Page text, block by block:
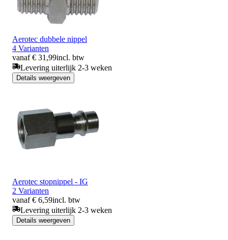
Aerotec dubbele nippel
4 Varianten
vanaf € 31,99incl. btw
Levering uiterlijk 2-3 weken
Details weergeven
Aerotec stopnippel - IG
2 Varianten
vanaf € 6,59incl. btw
Levering uiterlijk 2-3 weken
Details weergeven